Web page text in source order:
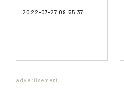
2022-07-27 09:55:37
advertisement